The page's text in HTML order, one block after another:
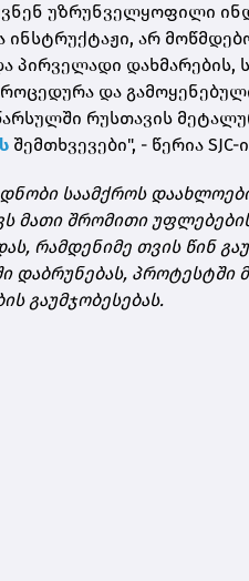
უზრუნველყოფილი
არ
პირველადი დახმარების,
და
რუსთავის
შემთხვევები", - წერია
საამქროს
მათი შრომითი
რამდენიმე თვის წინ
დაბრუნებას, პროტესტში
გაუმჯობესებას.